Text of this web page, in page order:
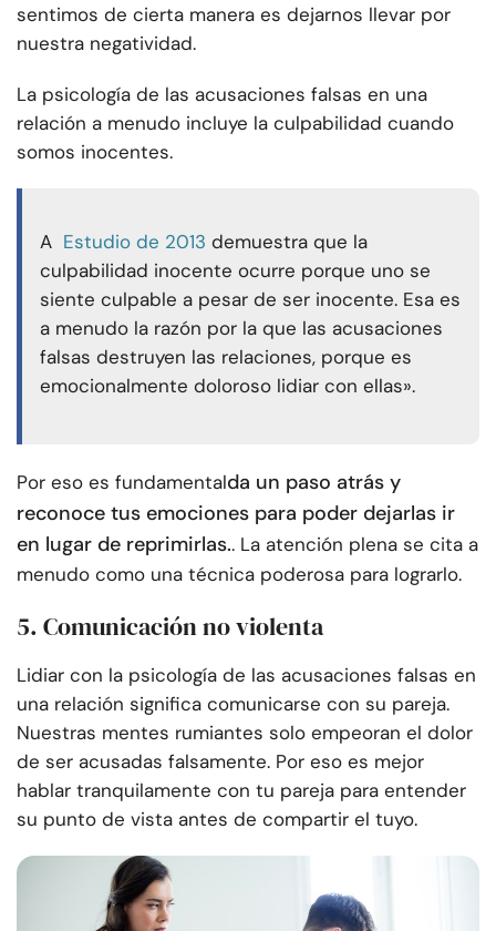
sentimos de cierta manera es dejarnos llevar por
nuestra negatividad.
La psicología de las acusaciones falsas en una
relación a menudo incluye la culpabilidad cuando
somos inocentes.
A Estudio de 2013 demuestra que la
culpabilidad inocente ocurre porque uno se
siente culpable a pesar de ser inocente. Esa es
a menudo la razón por la que las acusaciones
falsas destruyen las relaciones, porque es
emocionalmente doloroso lidiar con ellas».
Por eso es fundamentalda un paso atrás y
reconoce tus emociones para poder dejarlas ir
en lugar de reprimirlas.. La atención plena se cita a
menudo como una técnica poderosa para lograrlo.
5. Comunicación no violenta
Lidiar con la psicología de las acusaciones falsas en
una relación significa comunicarse con su pareja.
Nuestras mentes rumiantes solo empeoran el dolor
de ser acusadas falsamente. Por eso es mejor
hablar tranquilamente con tu pareja para entender
su punto de vista antes de compartir el tuyo.